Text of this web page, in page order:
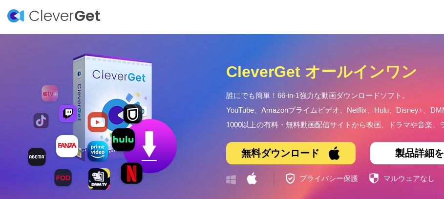
CleverGet
CleverGet オールインワン
誰にでも簡単！66-in-1強力な動画ダウンロードソフト。
YouTube、Amazonプライムビデオ、Netflix、Hulu、Disney+、
1000以上の有料・無料動画配信サイトから映画、ドラマや音楽、
無料ダウンロード 製品詳細
プライバシー保護 マルウェアなし